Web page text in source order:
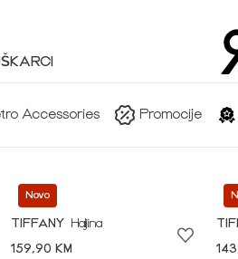
Accessories Promocije
Novo
TIFFANY
Haljina
159,90 KM